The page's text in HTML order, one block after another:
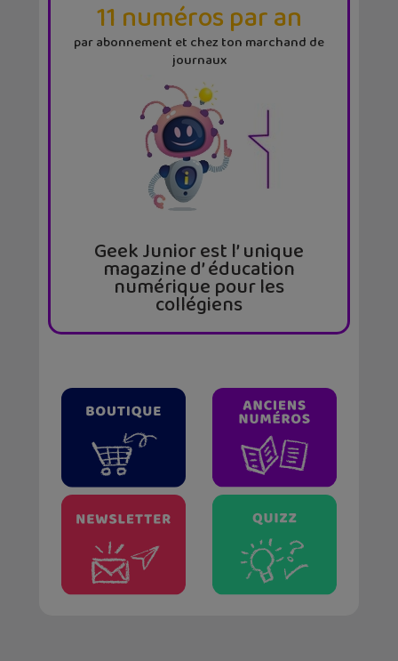
11 numéros par an
par abonnement et chez ton marchand de
journaux
Geek Junior est l’ unique
magazine d’ éducation
numérique pour les
collégiens